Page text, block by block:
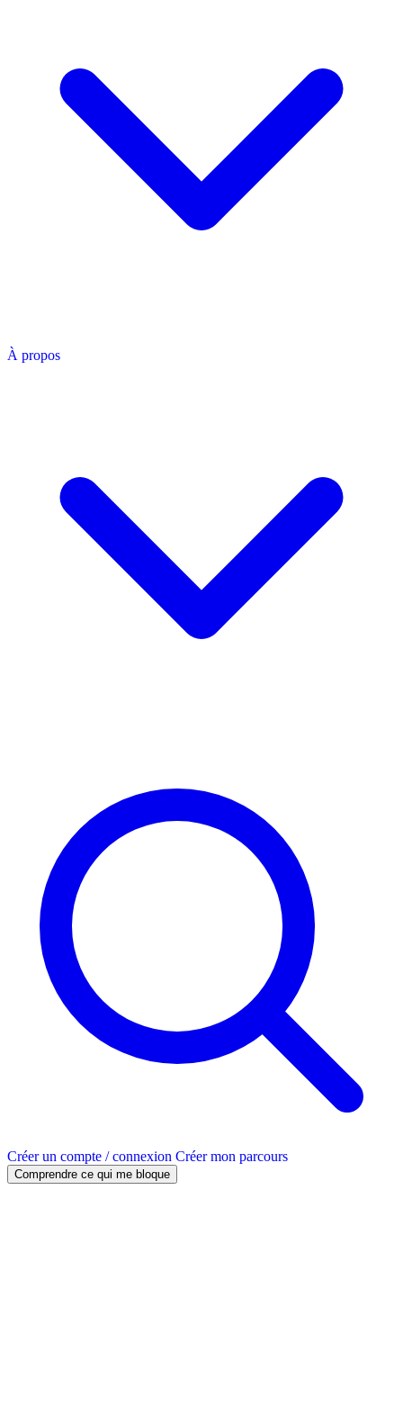
À propos
Créer un compte / connexion Créer mon parcours
Comprendre ce qui me bloque